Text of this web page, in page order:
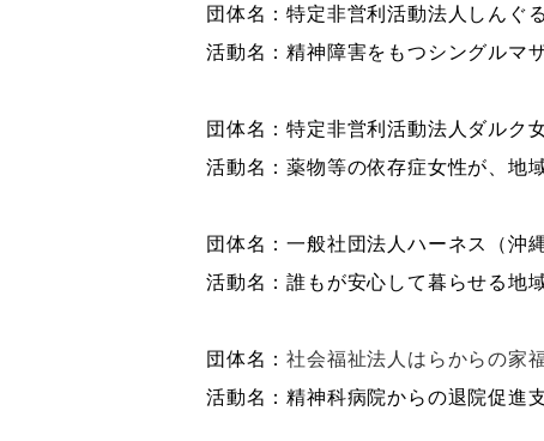
団体名：特定非営利活動法人しんぐ
活動名：精神障害をもつシングルマ
団体名：特定非営利活動法人ダルク
活動名：薬物等の依存症女性が、地
団体名：一般社団法人ハーネス（沖縄
活動名：誰もが安心して暮らせる地
団体名：社会福祉法人はらからの家
活動名：精神科病院からの退院促進